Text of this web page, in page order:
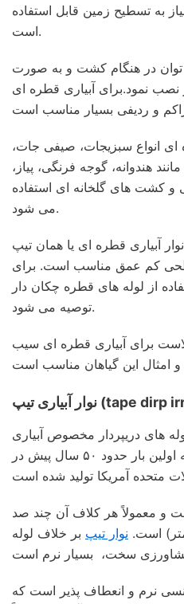
به تسطیح زمین قابل استفاده
است.
در هنگام کشت و به صورت
نصب نمود.برای آبیاری قطره ای
ای انواع سبزیجات، صیفی جات،
هندوانه، گوجه فرنگی، پیاز،
کشت های گلخانه ای استفاده
می شود.
نوار آبیاری قطره ای یا همان تیپ (Tape) مناسب آبیاری قطره
کم عمق مناسب است. برای
از لوله های قطره چکان دار
توصیه می شود.
برای آبیاری قطره ای سیب
امثال این گیاهان مناسب است
های دریپردار مخصوص آبیاری
قطره ای محسوب می شود که اولین بار حدود ۵۰ سال پیش در
و معمولاً هر کلاف آن چند صد
نوار تیپ بر خلاف لوله
نرم و انعطاف پذیر است که